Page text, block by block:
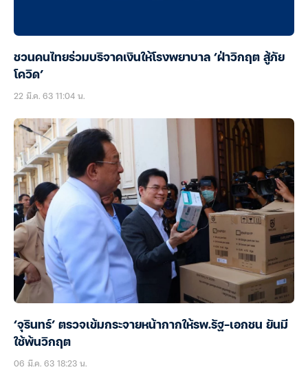
ชวนคนไทยร่วมบริจาคเงินให้โรงพยาบาล ‘ฝ่าวิกฤต สู้ภัย
โควิด’
22 มี.ค. 63 11:04 น.
‘จุรินทร์’ ตรวจเข้มกระจายหน้ากากให้รพ.รัฐ-เอกชน ยันมี
ใช้พ้นวิกฤต
06 มี.ค. 63 18:23 น.